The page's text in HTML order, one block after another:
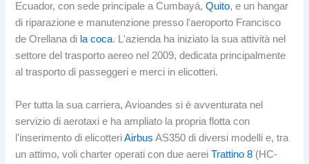
Ecuador, con sede principale a Cumbayá,Quito, e un hangar
di riparazione e manutenzione presso l'aeroporto Francisco
de Orellana di la coca. L'azienda ha iniziato la sua attività nel
settore del trasporto aereo nel 2009, dedicata principalmente
al trasporto di passeggeri e merci in elicotteri.
Per tutta la sua carriera, Avioandes si è avventurata nel
servizio di aerotaxi e ha ampliato la propria flotta con
l'inserimento di elicotteriAirbus AS350 di diversi modelli e, tra
un attimo, voli charter operati con due aereiTrattino 8 (HC-